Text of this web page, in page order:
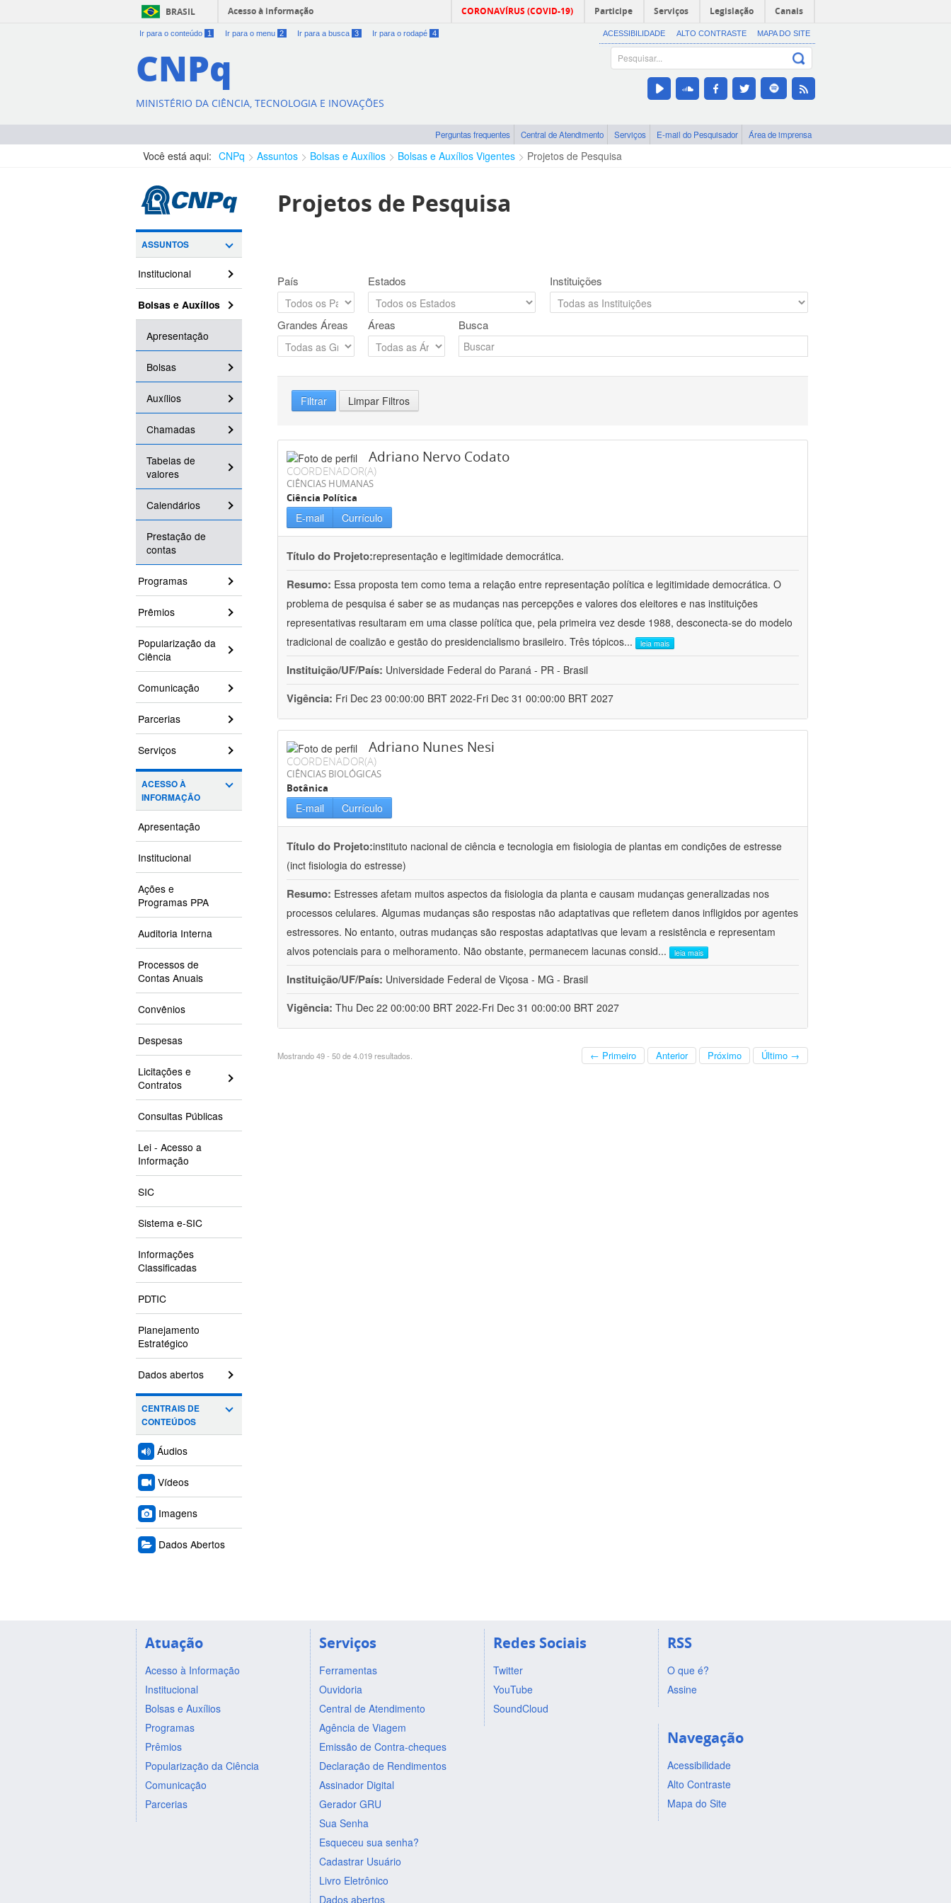
BRASIL Acesso à informação CORONAVÍRUS (COVID-19) Participe Serviços Legislação Canais
Ir para o conteúdo 1 Ir para o menu 2 Ir para a busca 3 Ir para o rodapé 4 ACESSIBILIDADE ALTO CONTRASTE MAPA DO SITE
CNPq
MINISTÉRIO DA CIÊNCIA, TECNOLOGIA E INOVAÇÕES
Perguntas frequentes Central de Atendimento Serviços E-mail do Pesquisador Área de imprensa
Você está aqui: CNPq Assuntos Bolsas e Auxílios Bolsas e Auxílios Vigentes Projetos de Pesquisa
ASSUNTOS
Institucional
Bolsas e Auxílios
Apresentação
Bolsas
Auxílios
Chamadas
Tabelas de
valores
Calendários
Prestação de
contas
Programas
Prêmios
Popularização da
Ciência
Comunicação
Parcerias
Serviços
ACESSO À
INFORMAÇÃO
Apresentação
Institucional
Ações e
Programas PPA
Auditoria Interna
Processos de
Contas Anuais
Convênios
Despesas
Licitações e
Contratos
Consultas Públicas
Lei - Acesso a
Informação
SIC
Sistema e-SIC
Informações
Classificadas
PDTIC
Planejamento
Estratégico
Dados abertos
CENTRAIS DE
CONTEÚDOS
Áudios
Vídeos
Imagens
Dados Abertos
Projetos de Pesquisa
País Estados Instituições
Grandes Áreas Áreas Busca
Filtrar Limpar Filtros
Adriano Nervo Codato
COORDENADOR(A)
CIÊNCIAS HUMANAS
Ciência Política
E-mail Currículo
Título do Projeto:representação e legitimidade democrática.
Resumo: Essa proposta tem como tema a relação entre representação política e legitimidade democrática. O
problema de pesquisa é saber se as mudanças nas percepções e valores dos eleitores e nas instituições
representativas resultaram em uma classe política que, pela primeira vez desde 1988, desconecta-se do modelo
tradicional de coalizão e gestão do presidencialismo brasileiro. Três tópicos... leia mais
Instituição/UF/País: Universidade Federal do Paraná - PR - Brasil
Vigência: Fri Dec 23 00:00:00 BRT 2022-Fri Dec 31 00:00:00 BRT 2027
Adriano Nunes Nesi
COORDENADOR(A)
CIÊNCIAS BIOLÓGICAS
Botânica
E-mail Currículo
Título do Projeto:instituto nacional de ciência e tecnologia em fisiologia de plantas em condições de estresse
(inct fisiologia do estresse)
Resumo: Estresses afetam muitos aspectos da fisiologia da planta e causam mudanças generalizadas nos
processos celulares. Algumas mudanças são respostas não adaptativas que refletem danos infligidos por agentes
estressores. No entanto, outras mudanças são respostas adaptativas que levam a resistência e representam
alvos potenciais para o melhoramento. Não obstante, permanecem lacunas consid... leia mais
Instituição/UF/País: Universidade Federal de Viçosa - MG - Brasil
Vigência: Thu Dec 22 00:00:00 BRT 2022-Fri Dec 31 00:00:00 BRT 2027
Mostrando 49 - 50 de 4.019 resultados. ← Primeiro Anterior Próximo Último →
Atuação
Acesso à Informação
Institucional
Bolsas e Auxílios
Programas
Prêmios
Popularização da Ciência
Comunicação
Parcerias
Serviços
Ferramentas
Ouvidoria
Central de Atendimento
Agência de Viagem
Emissão de Contra-cheques
Declaração de Rendimentos
Assinador Digital
Gerador GRU
Sua Senha
Esqueceu sua senha?
Cadastrar Usuário
Livro Eletrônico
Dados abertos
Redes Sociais
Twitter
YouTube
SoundCloud
RSS
O que é?
Assine
Navegação
Acessibilidade
Alto Contraste
Mapa do Site